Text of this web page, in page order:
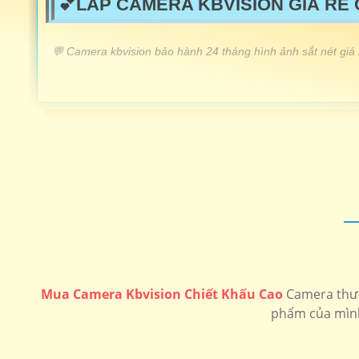
💕LẮP CAMERA KBVISION GIÁ RẺ
️💬 Camera kbvision bảo hành 24 tháng hình ảnh sắt nét
Mua Camera Kbvision Chiết Khấu Cao Camera
phẩm của